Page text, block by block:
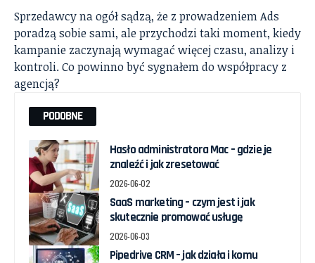
Sprzedawcy na ogół sądzą, że z prowadzeniem Ads
poradzą sobie sami, ale przychodzi taki moment, kiedy
kampanie zaczynają wymagać więcej czasu, analizy i
kontroli. Co powinno być sygnałem do współpracy z
agencją?
PODOBNE
Hasło administratora Mac – gdzie je
znaleźć i jak zresetować
2026-06-02
SaaS marketing – czym jest i jak
skutecznie promować usługę
2026-06-03
Pipedrive CRM – jak działa i komu